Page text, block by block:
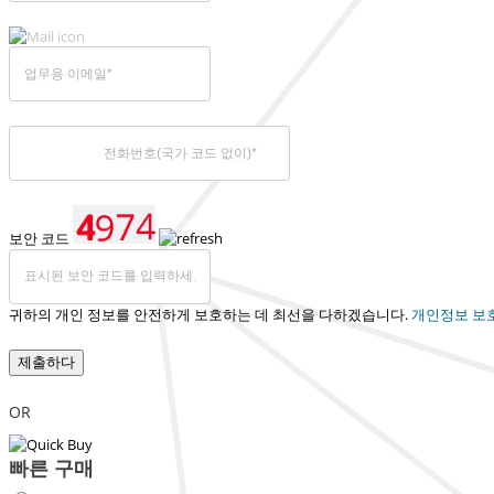
보안 코드
귀하의 개인 정보를 안전하게 보호하는 데 최선을 다하겠습니다. 개인정보 보
제출하다
OR
빠른 구매